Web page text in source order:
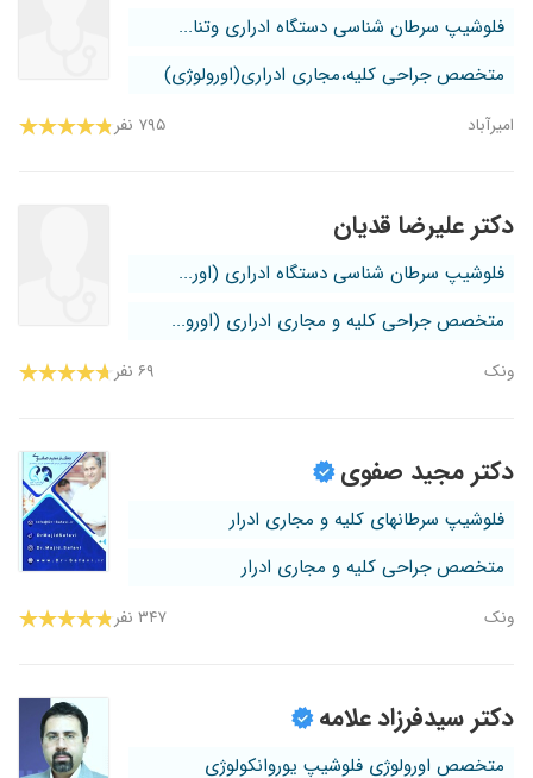
فلوشیپ سرطان شناسی دستگاه ادراری وتنا...
متخصص جراحی کلیه،مجاری ادراری(اورولوژی)
امیرآباد ۷۹۵ نفر
دکتر علیرضا قدیان
فلوشیپ سرطان شناسی دستگاه ادراری (اور...
متخصص جراحی کلیه و مجاری ادراری (اورو...
ونک ۶۹ نفر
دکتر مجید صفوی
فلوشیپ سرطانهای کلیه و مجاری ادرار
متخصص جراحی کلیه و مجاری ادرار
ونک ۳۴۷ نفر
دکتر سیدفرزاد علامه
متخصص اورولوژی فلوشیپ یوروانکولوژی